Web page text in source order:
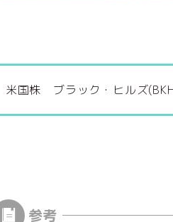
米国株 ブラック・ヒルズ